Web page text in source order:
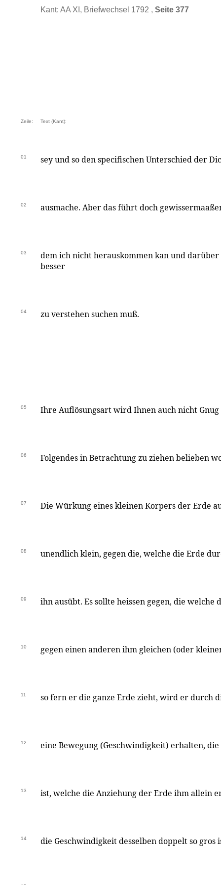
Kant: AA XI, Briefwechsel 1792 , Seite 377
Zeile: Text (Kant):
01 sey und so den specifischen Unterschied der
02 ausmache. Aber das führt doch
03
dem ich nicht herauskommen kan und
besser
04 zu verstehen suchen muß.
05 Ihre Auflösungsart wird Ihnen auch nicht
06 Folgendes in Betrachtung zu ziehen belieben
07 Die Würkung eines kleinen Korpers der Erde
08 unendlich klein, gegen die, welche die Erde
09 ihn ausübt. Es sollte heissen gegen, die welche
10 gegen einen anderen ihm gleichen (oder
11 so fern er die ganze Erde zieht, wird er durch
12 eine Bewegung (Geschwindigkeit) erhalten,
13 ist, welche die Anziehung der Erde ihm allein
14 die Geschwindigkeit desselben doppelt so gros